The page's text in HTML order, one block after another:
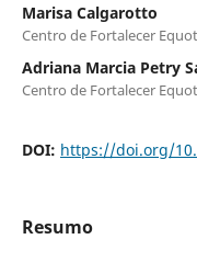
Marisa Calgarotto
Centro de Fortalecer
Adriana Marcia Petry
Centro de Fortalecer
DOI: https://doi.org/
Resumo